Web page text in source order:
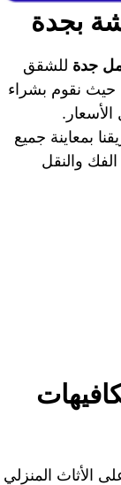
بجدة
جدة للشقق
حيث نقوم بشراء
بمعاينة جميع
الفك والنقل
الأثاث المنزلي